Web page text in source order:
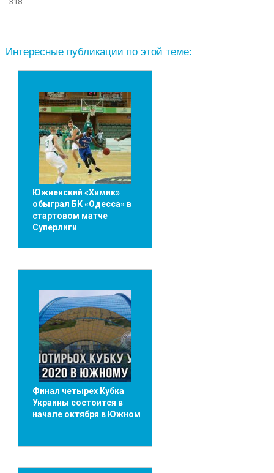
Интересные публикации по этой теме:
Южненский «Химик»
обыграл БК «Одесса» в
стартовом матче
Суперлиги
Финал четырех Кубка
Украины состоится в
начале октября в Южном